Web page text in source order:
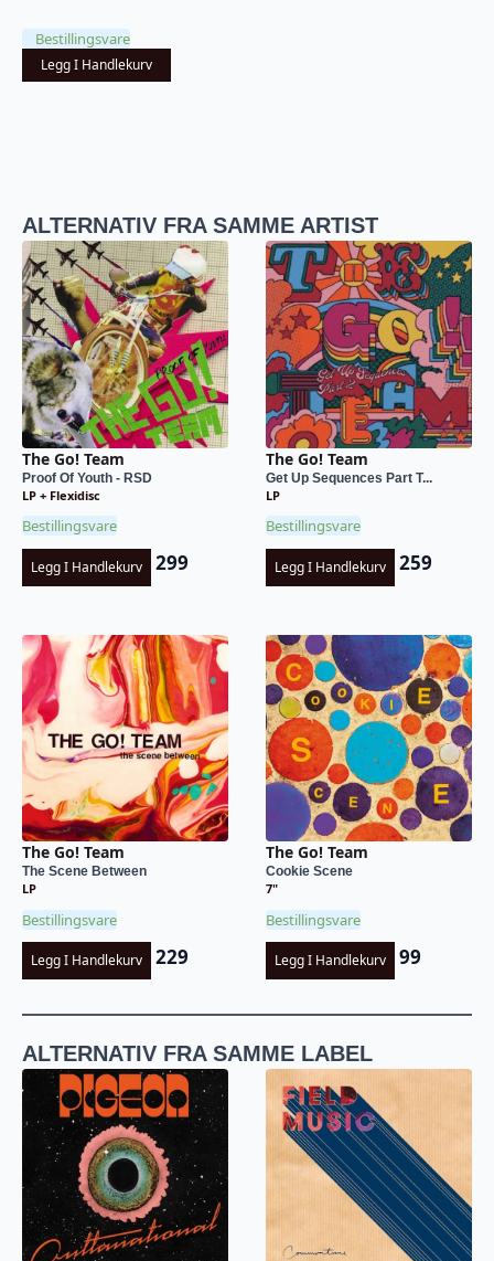
Bestillingsvare
Legg I Handlekurv
ALTERNATIV FRA SAMME ARTIST
The Go! Team
Proof Of Youth - RSD
LP + Flexidisc
Bestillingsvare
Legg I Handlekurv 299
The Go! Team
Get Up Sequences Part T...
LP
Bestillingsvare
Legg I Handlekurv 259
The Go! Team
The Scene Between
LP
Bestillingsvare
Legg I Handlekurv 229
The Go! Team
Cookie Scene
7"
Bestillingsvare
Legg I Handlekurv 99
ALTERNATIV FRA SAMME LABEL